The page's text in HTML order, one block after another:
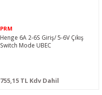
PRM
Henge 6A 2-6S Giriş/ 5-6V Çıkış
Switch Mode UBEC
755,15 TL Kdv Dahil